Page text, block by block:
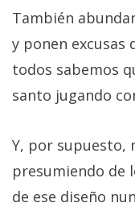
También
y ponen excusas
todos sabemos
santo jugando
Y, por supuesto,
presumiendo de
de ese diseño